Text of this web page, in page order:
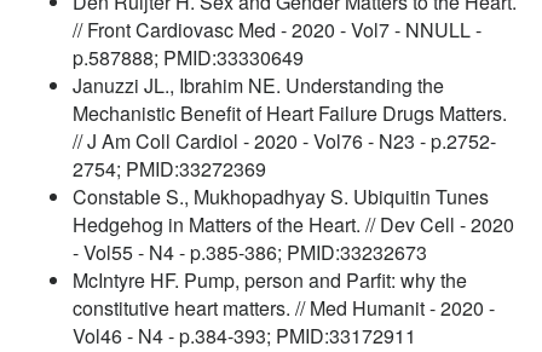
// Front Cardiovasc Med - 2020 - Vol7 - NNULL -
p.587888; PMID:33330649
Januzzi JL., Ibrahim NE. Understanding the
Mechanistic Benefit of Heart Failure Drugs Matters.
// J Am Coll Cardiol - 2020 - Vol76 - N23 - p.2752-
2754; PMID:33272369
Constable S., Mukhopadhyay S. Ubiquitin Tunes
Hedgehog in Matters of the Heart. // Dev Cell - 2020
- Vol55 - N4 - p.385-386; PMID:33232673
McIntyre HF. Pump, person and Parfit: why the
constitutive heart matters. // Med Humanit - 2020 -
Vol46 - N4 - p.384-393; PMID:33172911